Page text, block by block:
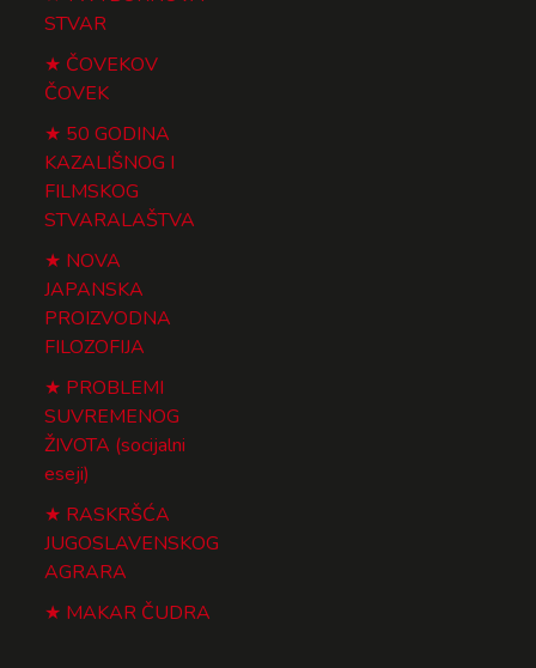
STVAR
ČOVEKOV
ČOVEK
50 GODINA
KAZALIŠNOG I
FILMSKOG
STVARALAŠTVA
NOVA
JAPANSKA
PROIZVODNA
FILOZOFIJA
PROBLEMI
SUVREMENOG
ŽIVOTA (socijalni
eseji)
RASKRŠĆA
JUGOSLAVENSKOG
AGRARA
MAKAR ČUDRA